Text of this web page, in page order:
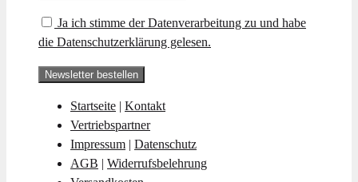
Ja ich stimme der Datenverarbeitung zu und habe
die Datenschutzerklärung gelesen.
Startseite | Kontakt
Vertriebspartner
Impressum | Datenschutz
AGB | Widerrufsbelehrung